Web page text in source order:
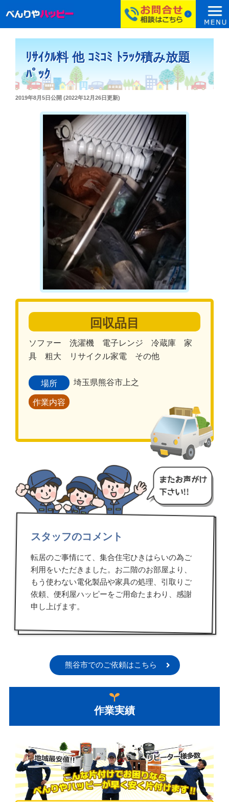
ﾘｻｲｸﾙ料 他 ｺﾐｺﾐ ﾄﾗｯｸ積み放題
ﾊﾟｯｸ
投
2019年8月5日公開 (2022年12月26日更新)
回収品目
ソファー 洗濯機 電子レンジ 冷蔵庫 家
具 粗大 リサイクル家電 その他
場所 埼玉県熊谷市上之
作業内容
スタッフのコメント
転居のご事情にて、集合住宅ひきはらいの為ご
利用をいただきました。お二階のお部屋より、
もう使わない電化製品や家具の処理、引取りご
依頼、便利屋ハッピーをご用命たまわり、感謝
申し上げます。
熊谷市でのご依頼はこちら
作業実績